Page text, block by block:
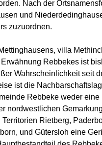
intern
Nach der
und
zuzuordnen.
villa
Rebbekes ist
Wahrscheinlichkeit seit
ist die
Rebbeke weder
nordwestlichen
Rietberg,
und Gütersloh eine